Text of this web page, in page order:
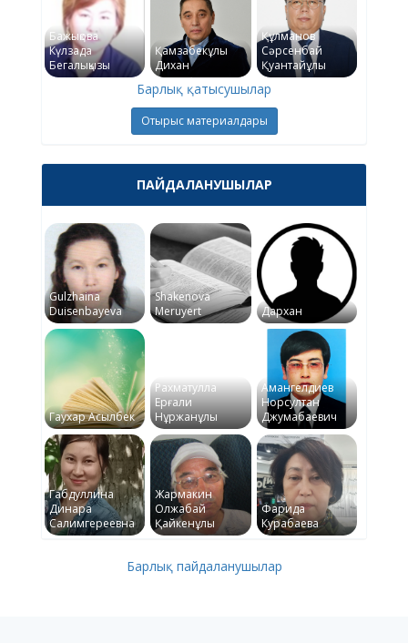
Бажықова
Күлзада
Бегалықызы
Қамзабекұлы
Дихан
Құлманов
Сәрсенбай
Қуантайұлы
Барлық қатысушылар
Отырыс материалдары
ПАЙДАЛАНУШЫЛАР
Gulzhaina
Duisenbayeva
Shakenova
Meruyert
Дархан
Гаухар Асылбек
Рахматулла
Ерғали
Нұржанұлы
Амангелдиев
Норсултан
Джумабаевич
Габдуллина
Динара
Салимгереевна
Жармакин
Олжабай
Қайкенұлы
Фарида
Курабаева
Барлық пайдаланушылар